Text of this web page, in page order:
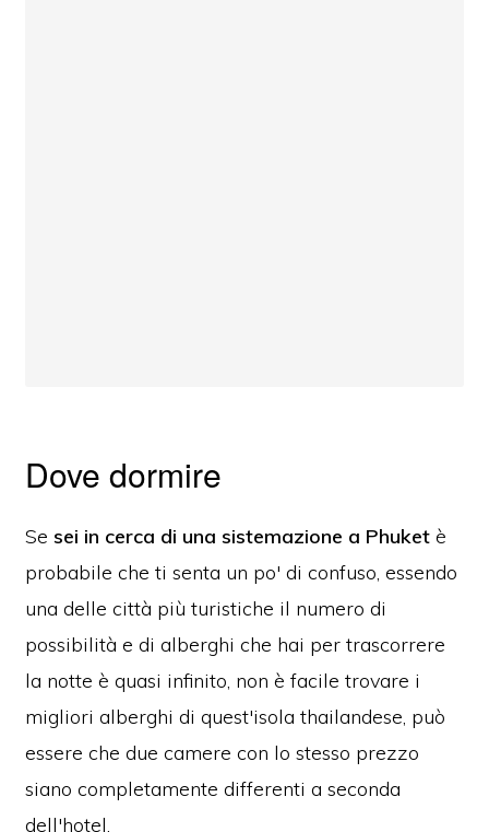
Dove dormire
Sesei in cerca di una sistemazione a Phuket è
probabile che ti senta un po' di confuso, essendo
una delle città più turistiche il numero di
possibilità e di alberghi che hai per trascorrere
la notte è quasi infinito, non è facile trovare i
migliori alberghi di quest'isola thailandese, può
essere che due camere con lo stesso prezzo
siano completamente differenti a seconda
dell'hotel.